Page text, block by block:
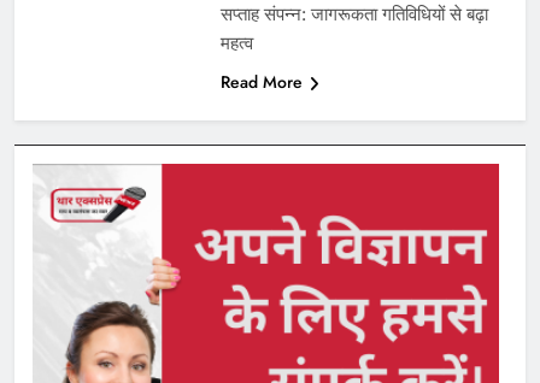
सप्ताह संपन्न: जागरूकता गतिविधियों से बढ़ा
महत्व
Read More